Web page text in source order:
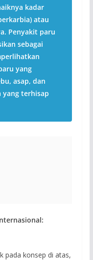
kadar
atau
Penyakit paru
sebagai
yang
asap, dan
yang terhisap
pada konsep di atas,